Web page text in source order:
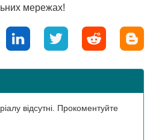
мережах!
відсутні. Прокоментуйте